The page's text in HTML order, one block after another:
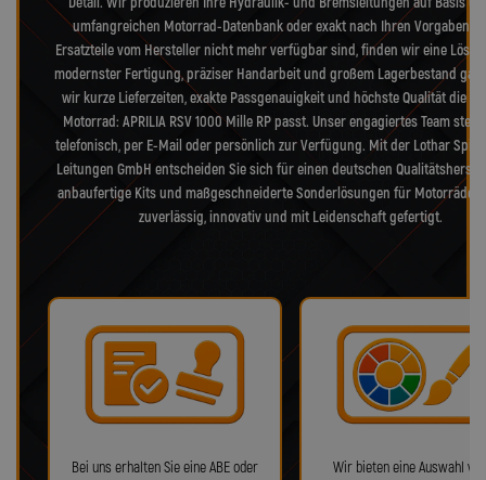
umfangreichen Motorrad-Datenbank oder exakt nach Ihren Vorgaben.
Ersatzteile vom Hersteller nicht mehr verfügbar sind, finden wir eine
modernster Fertigung, präziser Handarbeit und großem Lagerbestand
wir kurze Lieferzeiten, exakte Passgenauigkeit und höchste Qualität die
Motorrad: APRILIA RSV 1000 Mille RP passt. Unser engagiertes Team
telefonisch, per E-Mail oder persönlich zur Verfügung. Mit der Lothar
Leitungen GmbH entscheiden Sie sich für einen deutschen
anbaufertige Kits und maßgeschneiderte Sonderlösungen für Motorräder
zuverlässig, innovativ und mit Leidenschaft gefertigt.
Bei uns erhalten Sie eine ABE oder
Wir bieten eine Auswahl